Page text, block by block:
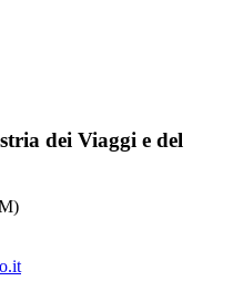
dei Viaggi e del